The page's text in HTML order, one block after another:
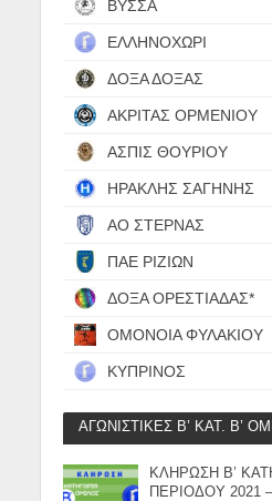
ΒΥΣΣΑ
ΕΛΛΗΝΟΧΩΡΙ
ΔΟΞΑ ΔΟΞΑΣ
ΑΚΡΙΤΑΣ ΟΡΜΕΝΙΟΥ
ΑΣΠΙΣ ΘΟΥΡΙΟΥ
ΗΡΑΚΛΗΣ ΣΑΓΗΝΗΣ
ΑΟ ΣΤΕΡΝΑΣ
ΠΑΕ ΡΙΖΙΩΝ
ΔΟΞΑ ΟΡΕΣΤΙΑΔΑΣ*
ΟΜΟΝΟΙΑ ΦΥΛΑΚΙΟΥ
ΚΥΠΡΙΝΟΣ
ΑΓΩΝΙΣΤΙΚΕΣ Β’ ΚΑΤ. Β’
ΚΛΗΡΩΣΗ Β’
ΠΕΡΙΟΔΟΥ 2021